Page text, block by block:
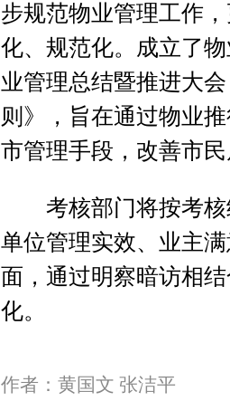
步规范物业管理工作
化、规范化。成立了
业管理总结暨推进大
则》，旨在通过物业
市管理手段，改善市
考核部门将按考核
单位管理实效、业主
面，通过明察暗访相
化。
作者：黄国文 张洁平